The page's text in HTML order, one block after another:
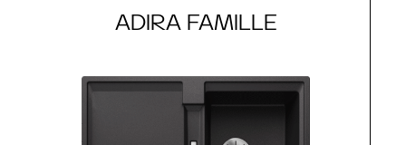
ADIRA FAMILLE